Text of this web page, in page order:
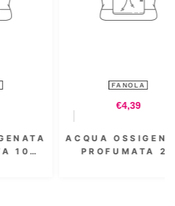
20
FANOLA
€8,54
ACQUA
PROFUMATA 3.5